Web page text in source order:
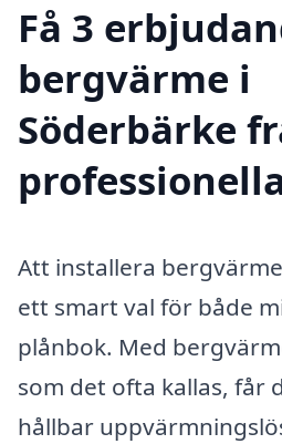
Få 3
bergvärme i
Söderbärke
Att installera
ett smart val för både
plånbok. Med
som det ofta kallas, får
hållbar